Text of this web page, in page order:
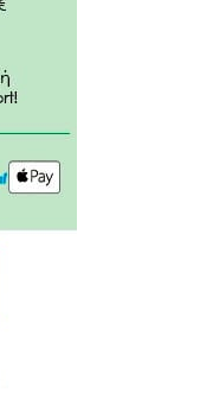
BEESWAX,
VITIS
GRANATUM FRUIT
SAL(SEA SALT),
SODIUM
OIL, ARGANIA
TOCOPHEROL,
MELALEUCA
HELIANTHUS